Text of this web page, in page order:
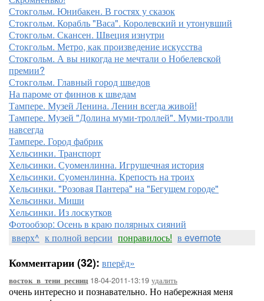
Стокгольм. Юнибакен. В гостях у сказок
Стокгольм. Корабль "Васа". Королевский и утонувший
Стокгольм. Скансен. Швеция изнутри
Стокгольм. Метро, как произведение искусства
Стокгольм. А вы никогда не мечтали о Нобелевской
премии?
Стокгольм. Главный город шведов
На пароме от финнов к шведам
Тампере. Музей Ленина. Ленин всегда живой!
Тампере. Музей "Долина муми-троллей". Муми-тролли
навсегда
Тампере. Город фабрик
Хельсинки. Транспорт
Хельсинки. Суоменлинна. Игрушечная история
Хельсинки. Суоменлинна. Крепость на троих
Хельсинки. "Розовая Пантера" на "Бегущем городе"
Хельсинки. Миши
Хельсинки. Из лоскутков
Фотообзор: Осень в краю полярных сияний
вверх^ к полной версии понравилось! в evernote
Комментарии (32): вперёд»
восток_в_тени_ресниц 18-04-2011-13:19 удалить
очень интересно и познавательно. Но набережная меня